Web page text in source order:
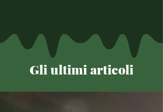
Gli ultimi articoli